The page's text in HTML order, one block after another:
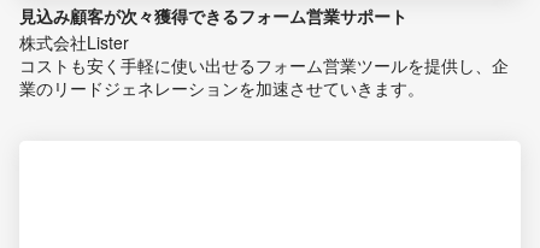
見込み顧客が次々獲得できるフォーム営業サポート
株式会社Lister
コストも安く手軽に使い出せるフォーム営業ツールを提供し、企
業のリードジェネレーションを加速させていきます。